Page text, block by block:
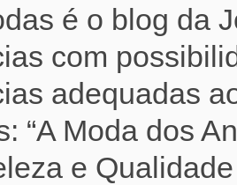
é o blog da
com
adequadas
“A Moda dos
e